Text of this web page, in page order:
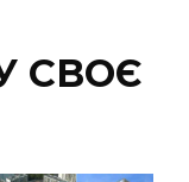
СВОЄ